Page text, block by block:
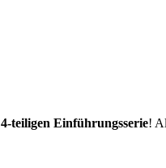
4-teiligen Einführungsserie!